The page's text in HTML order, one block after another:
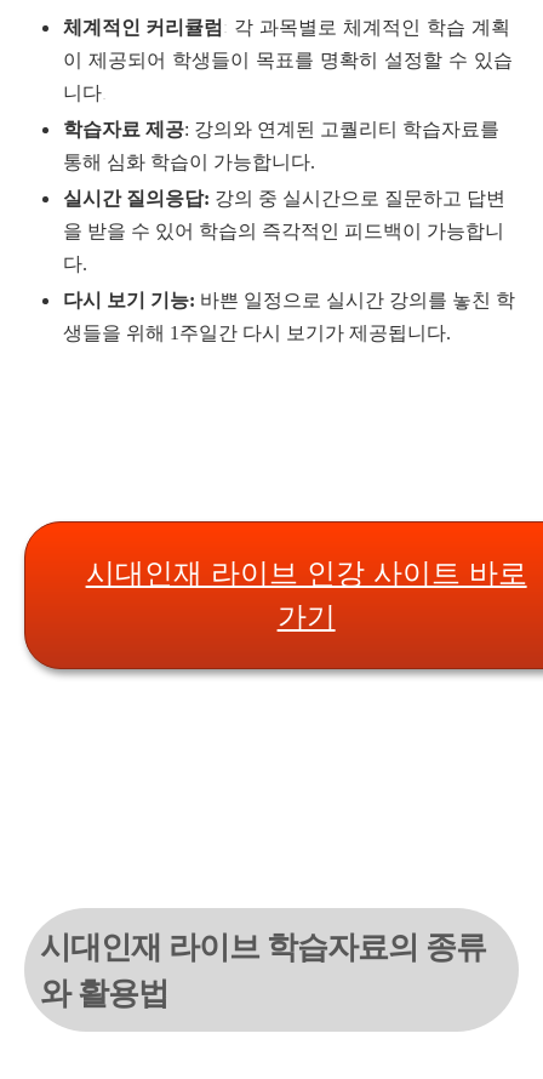
체계적인 커리큘럼: 각 과목별로 체계적인 학습 계획
이 제공되어 학생들이 목표를 명확히 설정할 수 있습
니다.
학습자료 제공: 강의와 연계된 고퀄리티 학습자료를
통해 심화 학습이 가능합니다.
실시간 질의응답: 강의 중 실시간으로 질문하고 답변
을 받을 수 있어 학습의 즉각적인 피드백이 가능합니
다.
다시 보기 기능: 바쁜 일정으로 실시간 강의를 놓친 학
생들을 위해 1주일간 다시 보기가 제공됩니다.
시대인재 라이브 인강 사이트 바로
가기
시대인재 라이브 학습자료의 종류
와 활용법